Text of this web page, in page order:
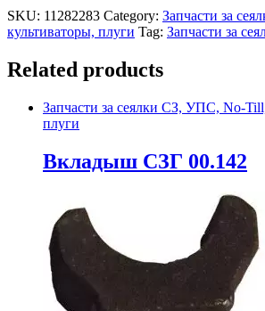
SKU: 11282283 Category: Запчасти за
культиваторы, плуги Tag: Запчасти за
Related products
Запчасти за сеялки СЗ, УПС, No-
плуги
Вкладыш СЗГ 00.142